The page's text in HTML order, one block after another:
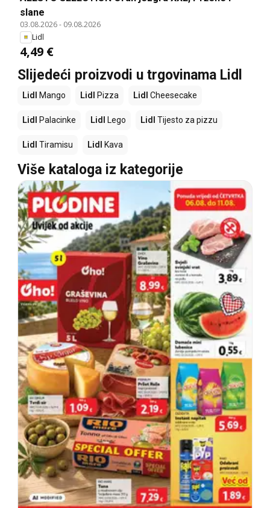
slane
03.08.2026- 09.08.2026
Lidl
4,49 €
Slijedeći proizvodi u trgovinama Lidl
Lidl Mango Lidl Pizza Lidl Cheesecake
Lidl Palacinke Lidl Lego Lidl Tijesto za pizzu
Lidl Tiramisu Lidl Kava
Više kataloga iz kategorije